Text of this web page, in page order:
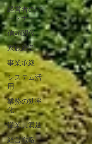
経営者のパ
ートナー
信頼関係
家族経営
事業承継
システム活
用
業務の効率
化
従業員満足
経営戦略